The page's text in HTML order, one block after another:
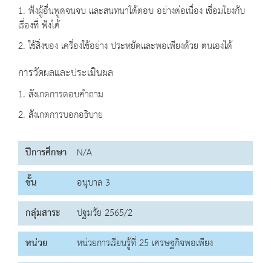
1. ฟ้งผู้อื่นพูดจนจบ และสนทนาโต้ตอบ อย่างต่อเนื่อง เชื่อมโยงกับ
เรื่องที่ ฟ้งได้
2. ใช้สิ่งของ เครื่องใช้อย่าง ประหยัดและพอเพียงด้วย ตนเองได้
การวัดผลและประเมินผล
1. สังเกตการตอบคำถาม
2. สังเกตการบอกอธิบาย
ปีการศึกษา N/A
ชั้น
อนุบาล 3
กลุ่มสาระ
ปฐมวัย 2565/2
หน่วย
หน่วยการเรียนรู้ที่ 25 เศรษฐกิจพอเพียง